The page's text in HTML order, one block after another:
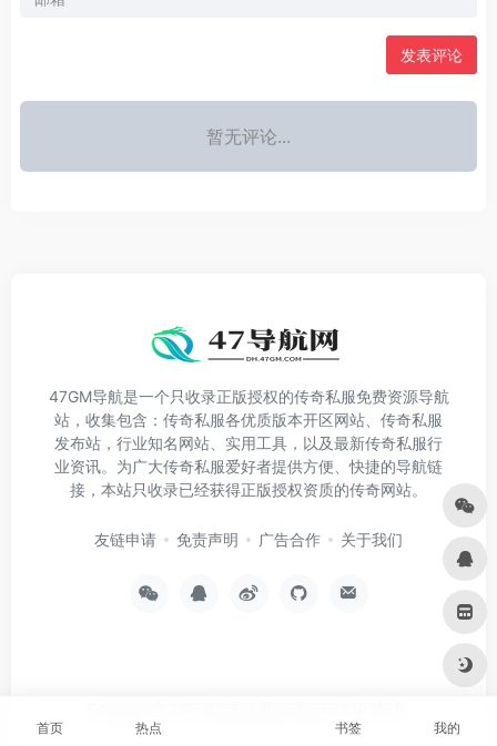
发表评论
暂无评论...
首页 热点 书签 我的
47GM导航是一个只收录正版授权的传奇私服免费资源导航
站，收集包含：传奇私服各优质版本开区网站、传奇私服
发布站，行业知名网站、实用工具，以及最新传奇私服行
业资讯。为广大传奇私服爱好者提供方便、快捷的导航链
接，本站只收录已经获得正版授权资质的传奇网站。
友链申请 免责声明 广告合作 关于我们